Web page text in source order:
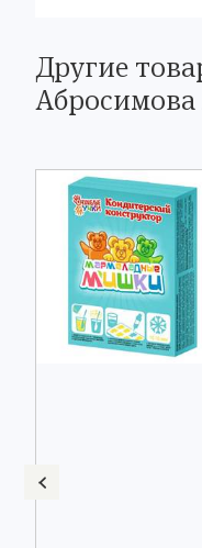
Другие
Абросимова